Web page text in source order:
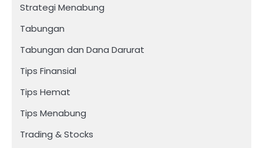
Strategi Menabung
Tabungan
Tabungan dan Dana Darurat
Tips Finansial
Tips Hemat
Tips Menabung
Trading & Stocks